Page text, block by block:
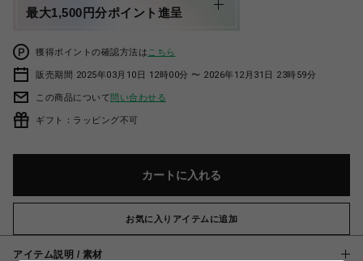
最大1,500円分ポイント進呈
獲得ポイントの確認方法は こちら
販売期間 2025年03月10日 12時00分 〜 2026年12月31日 23時59分
この商品について問い合わせる
ギフト：ラッピング不可
カートに入れる
お気に入りアイテムに追加
アイテム説明 / 素材